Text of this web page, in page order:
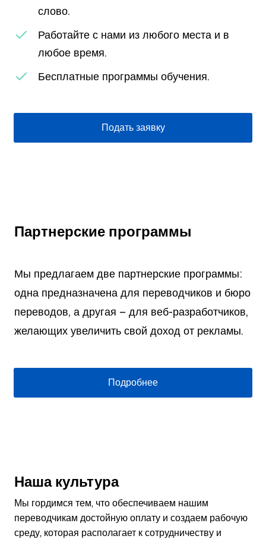
слово.
Работайте с нами из любого места и в
любое время.
Бесплатные программы обучения.
Подать заявку
Партнерские программы
Мы предлагаем две партнерские программы:
одна предназначена для переводчиков и бюро
переводов, а другая – для веб-разработчиков,
желающих увеличить свой доход от рекламы.
Подробнее
Наша культура
Мы гордимся тем, что обеспечиваем нашим
переводчикам достойную оплату и создаем рабочую
среду, которая располагает к сотрудничеству и